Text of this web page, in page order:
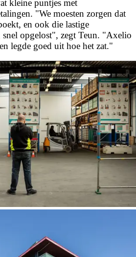
kleine puntjes met
"We moesten zorgen dat
en ook die lastige
snel opgelost", zegt Teun. "Axelio
legde goed uit hoe het zat."